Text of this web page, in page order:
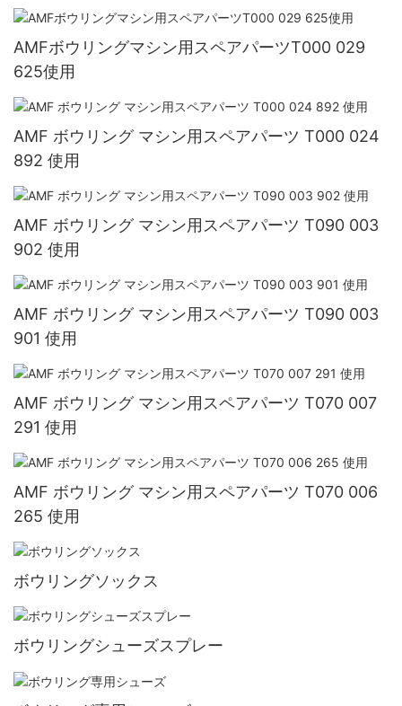
AMFボウリングマシン用スペアパーツT000 029
625使用
AMF ボウリング マシン用スペアパーツ T000 024
892 使用
AMF ボウリング マシン用スペアパーツ T090 003
902 使用
AMF ボウリング マシン用スペアパーツ T090 003
901 使用
AMF ボウリング マシン用スペアパーツ T070 007
291 使用
AMF ボウリング マシン用スペアパーツ T070 006
265 使用
ボウリングソックス
ボウリングシューズスプレー